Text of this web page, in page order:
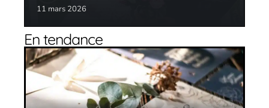
11 mars 2026
En tendance